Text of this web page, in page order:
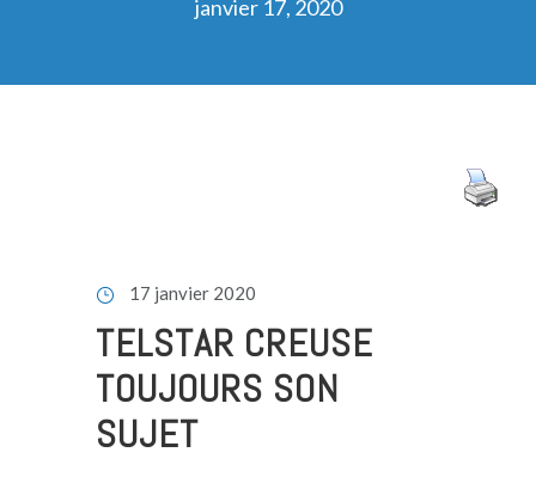
janvier 17, 2020
17 janvier 2020
TELSTAR CREUSE
TOUJOURS SON
SUJET